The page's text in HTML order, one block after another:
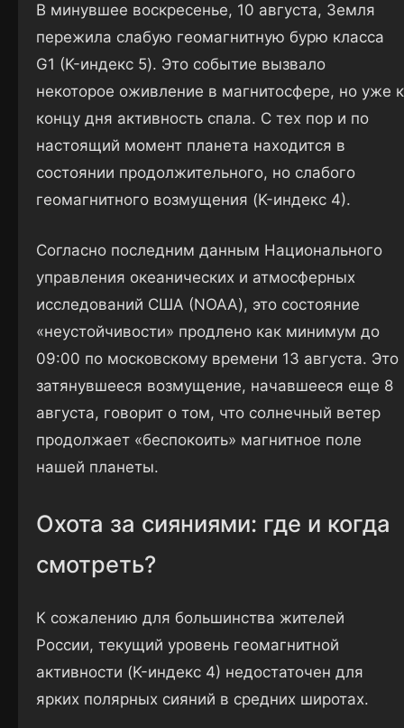
В минувшее воскресенье, 10 августа, Земля
пережила слабую геомагнитную бурю класса
G1 (K-индекс 5). Это событие вызвало
некоторое оживление в магнитосфере, но уже к
концу дня активность спала. С тех пор и по
настоящий момент планета находится в
состоянии продолжительного, но слабого
геомагнитного возмущения (K-индекс 4).
Согласно последним данным Национального
управления океанических и атмосферных
исследований США (NOAA), это состояние
«неустойчивости» продлено как минимум до
09:00 по московскому времени 13 августа. Это
затянувшееся возмущение, начавшееся еще 8
августа, говорит о том, что солнечный ветер
продолжает «беспокоить» магнитное поле
нашей планеты.
Охота за сияниями: где и когда
смотреть?
К сожалению для большинства жителей
России, текущий уровень геомагнитной
активности (K-индекс 4) недостаточен для
ярких полярных сияний в средних широтах.